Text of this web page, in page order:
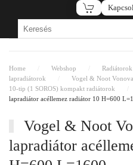
Fő tartalom átugrása
Home Webshop Radiátorok
lapradiátorok
Vogel & Noot
10-tip (1 SOROS) kompakt radiátorok
lapradiátor acéllemez radiátor 10 H=600
Vogel & Noot
lapradiátor